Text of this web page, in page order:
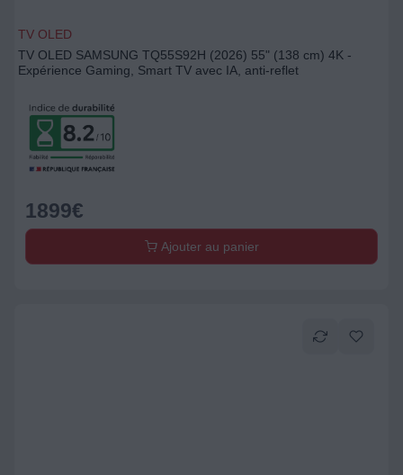
TV OLED
TV OLED SAMSUNG TQ55S92H (2026) 55" (138 cm) 4K -
Expérience Gaming, Smart TV avec IA, anti-reflet
1899€
Ajouter au panier